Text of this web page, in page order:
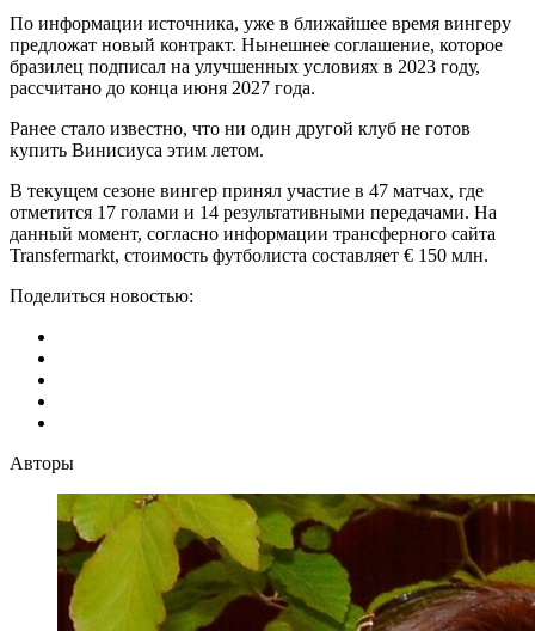
По информации источника, уже в ближайшее время вингеру
предложат новый контракт. Нынешнее соглашение, которое
бразилец подписал на улучшенных условиях в 2023 году,
рассчитано до конца июня 2027 года.
Ранее стало известно, что ни один другой клуб не готов
купить Винисиуса этим летом.
В текущем сезоне вингер принял участие в 47 матчах, где
отметится 17 голами и 14 результативными передачами. На
данный момент, согласно информации трансферного сайта
Transfermarkt, стоимость футболиста составляет € 150 млн.
Поделиться новостью:
Авторы